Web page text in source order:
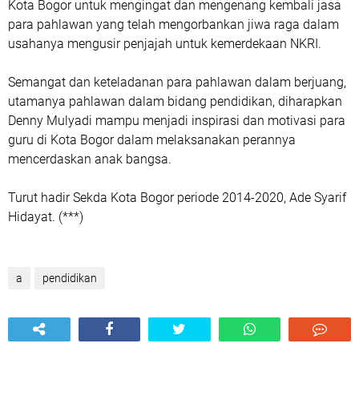
Kota Bogor untuk mengingat dan mengenang kembali jasa
para pahlawan yang telah mengorbankan jiwa raga dalam
usahanya mengusir penjajah untuk kemerdekaan NKRI.
Semangat dan keteladanan para pahlawan dalam berjuang,
utamanya pahlawan dalam bidang pendidikan, diharapkan
Denny Mulyadi mampu menjadi inspirasi dan motivasi para
guru di Kota Bogor dalam melaksanakan perannya
mencerdaskan anak bangsa.
Turut hadir Sekda Kota Bogor periode 2014-2020, Ade Syarif
Hidayat. (***)
a pendidikan